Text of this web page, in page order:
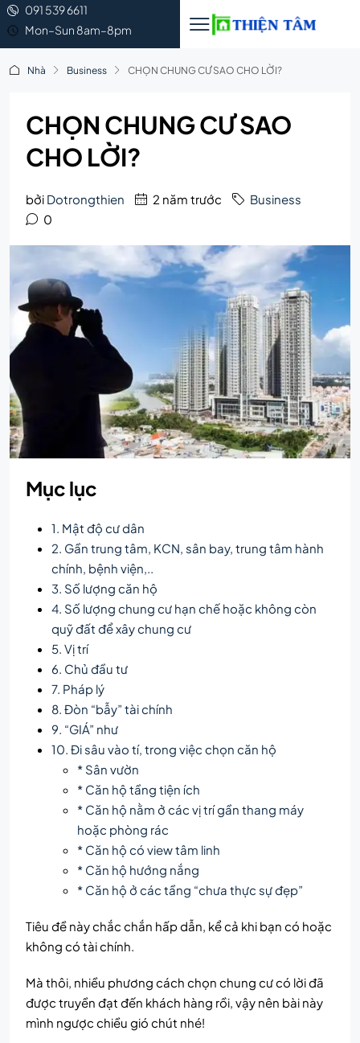
091 539 6611
Mon–Sun 8am–8pm
Nhà Business CHỌN CHUNG CƯ SAO CHO LỜI?
CHỌN CHUNG CƯ SAO
CHO LỜI?
bởi Dotrongthien 2 năm trước
Business
0
Mục lục
1. Mật độ cư dân
2. Gần trung tâm, KCN, sân bay, trung tâm hành
chính, bệnh viện,..
3. Số lượng căn hộ
4. Số lượng chung cư hạn chế hoặc không còn
quỹ đất để xây chung cư
5. Vị trí
6. Chủ đầu tư
7. Pháp lý
8. Đòn “bẫy” tài chính
9. “GIÁ” như
10. Đi sâu vào tí, trong việc chọn căn hộ
* Sân vườn
* Căn hộ tầng tiện ích
* Căn hộ nằm ở các vị trí gần thang máy
hoặc phòng rác
* Căn hộ có view tâm linh
* Căn hộ hướng nắng
* Căn hộ ở các tầng “chưa thực sự đẹp”
Tiêu đề này chắc chắn hấp dẫn, kể cả khi bạn có hoặc
không có tài chính.
Mà thôi, nhiều phương cách chọn chung cư có lời đã
được truyền đạt đến khách hàng rồi, vậy nên bài này
mình ngược chiều gió chút nhé!